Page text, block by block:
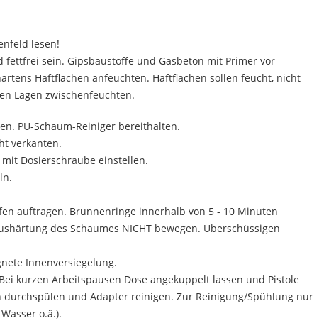
lesen!
fettfrei sein. Gipsbaustoffe und Gasbeton mit Primer vor
Haftflächen anfeuchten. Haftflächen sollen feucht, nicht
Lagen zwischenfeuchten.
PU-Schaum-Reiniger bereithalten.
verkanten.
Dosierschraube einstellen.
auftragen. Brunnenringe innerhalb von 5 - 10 Minuten
des Schaumes NICHT bewegen. Überschüssigen
Innenversiegelung.
kurzen Arbeitspausen Dose angekuppelt lassen und Pistole
und Adapter reinigen. Zur Reinigung/Spühlung nur
o.ä.).